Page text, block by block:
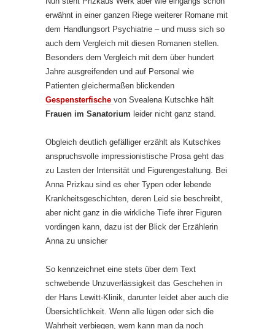
erwähnt in einer ganzen Riege weiterer Romane mit
dem Handlungsort Psychiatrie – und muss sich so
auch dem Vergleich mit diesen Romanen stellen.
Besonders dem Vergleich mit dem über hundert
Jahre ausgreifenden und auf Personal wie
Patienten gleichermaßen blickenden
Gespensterfische von Svealena Kutschke hält
Frauen im Sanatorium leider nicht ganz stand.
Obgleich deutlich gefälliger erzählt als Kutschkes
anspruchsvolle impressionistische Prosa geht das
zu Lasten der Intensität und Figurengestaltung. Bei
Anna Prizkau sind es eher Typen oder lebende
Krankheitsgeschichten, deren Leid sie beschreibt,
aber nicht ganz in die wirkliche Tiefe ihrer Figuren
vordingen kann, dazu ist der Blick der Erzählerin
Anna zu unsicher
So kennzeichnet eine stets über dem Text
schwebende Unzuverlässigkeit das Geschehen in
der Hans Lewitt-Klinik, darunter leidet aber auch die
Übersichtlichkeit. Wenn alle lügen oder sich die
Wahrheit verbiegen, wem kann man da noch